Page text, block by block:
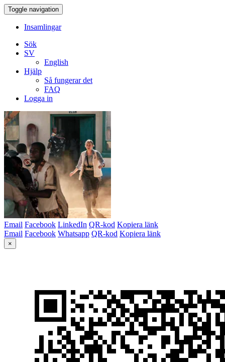
Toggle navigation
Insamlingar
Sök
SV
English
Hjälp
Så fungerar det
FAQ
Logga in
Email Facebook LinkedIn QR-kod Kopiera länk
Email Facebook Whatsapp QR-kod Kopiera länk
×